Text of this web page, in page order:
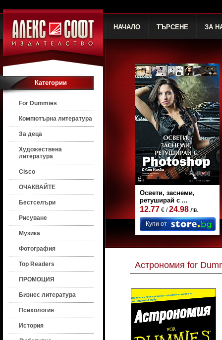
НАЧАЛО ТЪРСЕНЕ ЗА
Категории
For Dummies
Компютърна литература
За деца
Художествена
литература
Cisco
ОЧАКВАЙТЕ
Бестселъри
Рисуване
Музика
Фотография
Top Readers
ПРОМОЦИЯ
Бизнес литература
Психология
История
Освети, заснеми,
ретуширай с ...
12.77 € /24.98 лв.
Купи от
Астрономия for